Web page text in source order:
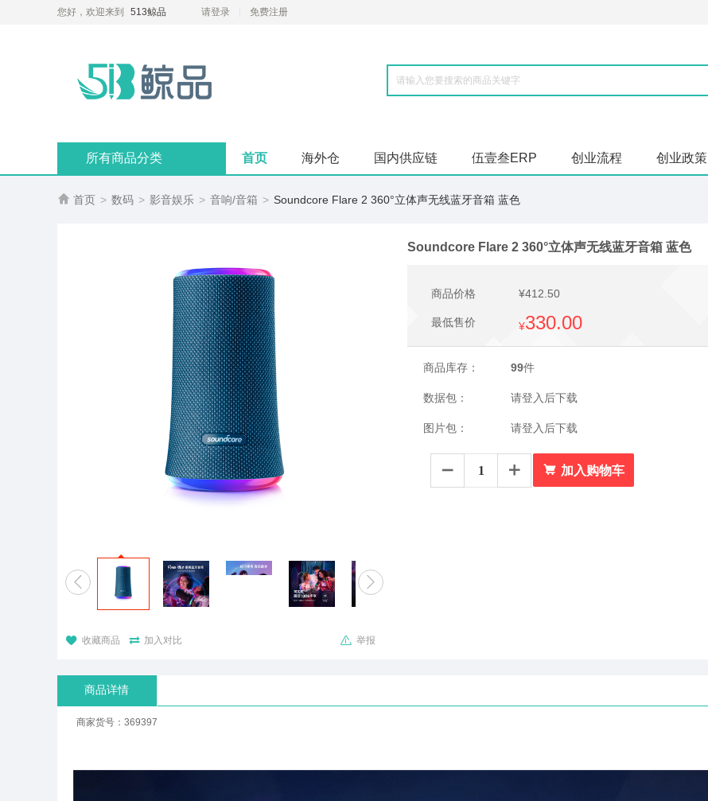
您好，欢迎来到 513鲸品 请登录 免费注册
所有商品分类 首页 海外仓 国内供应链 伍壹叁ERP 创业流程 创业政策
 首页 > 数码 > 影音娱乐 > 音响/音箱 > Soundcore Flare 2 360°立体声无线蓝牙音箱 蓝色
 
 收藏商品  加入对比  举报
Soundcore Flare 2 360°立体声无线蓝牙音箱 蓝色
商品价格 ¥412.50
最低售价 ¥330.00
商品库存： 99件
数据包： 请登入后下载
图片包： 请登入后下载
   加入购物车
商品详情
商家货号：369397